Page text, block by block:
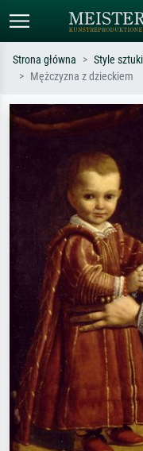
Szukaj wg artysty, tytułu lub
Monet, Gwiaździsta noc,
Strona główna Style sztuki
Mężczyzna z dzieckiem